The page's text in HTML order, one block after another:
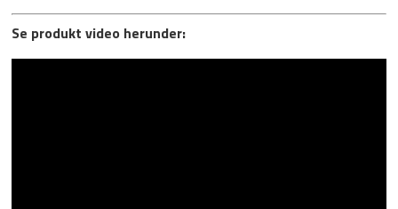
Se produkt video herunder: